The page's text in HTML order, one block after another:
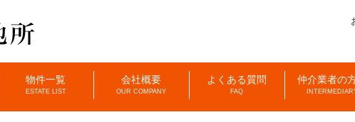
物件一覧
ESTATE LIST
会社概要
OUR COMPANY
よくある質問
FAQ
仲介業者の